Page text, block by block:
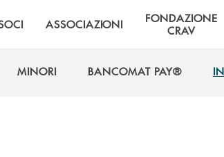
ASSOCIAZIONI
FONDAZIONE
CRAV
MINORI
BANCOMAT PAY®